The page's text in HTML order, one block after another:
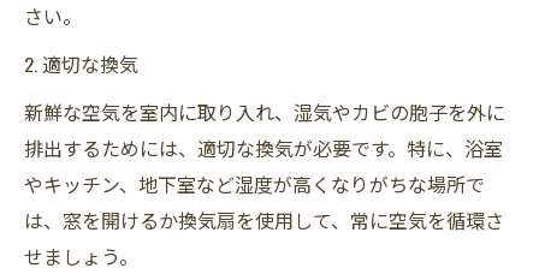
さい。
2. 適切な換気
新鮮な空気を室内に取り入れ、湿気やカビの胞子を外に
排出するためには、適切な換気が必要です。特に、浴室
やキッチン、地下室など湿度が高くなりがちな場所で
は、窓を開けるか換気扇を使用して、常に空気を循環さ
せましょう。